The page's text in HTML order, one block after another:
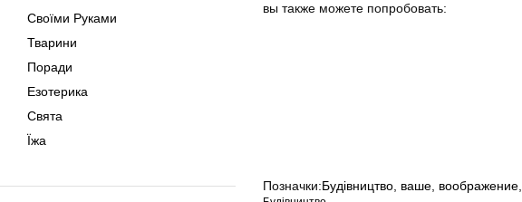
Своїми Руками
Тварини
Поради
Езотерика
Свята
Їжа
вы также можете попробовать:
Позначки:Будівництво, ваше, воображение,